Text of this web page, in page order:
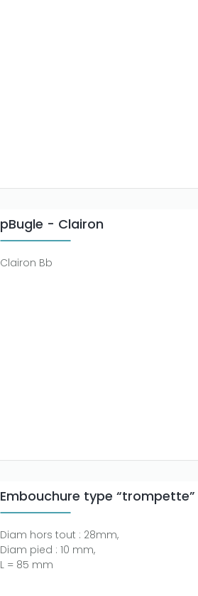
pBugle - Clairon
Clairon Bb
Embouchure type “trompette”
Diam hors tout : 28mm,
Diam pied : 10 mm,
L = 85 mm